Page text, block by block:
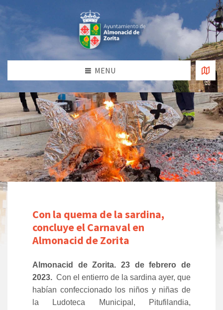
MENU
Con la quema de la sardina,
concluye el Carnaval en
Almonacid de Zorita
Almonacid de Zorita. 23 de febrero de
2023. Con el entierro de la sardina ayer, que
habían confeccionado los niños y niñas de
la Ludoteca Municipal, Pitufilandia,